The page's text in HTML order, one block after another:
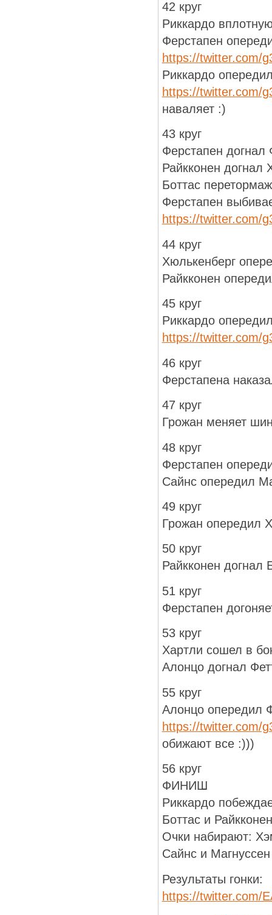
42 круг
Риккардо
Ферстапен
https://twitter.com/
Риккардо
https://twitter.com/
наваляет :)
43 круг
Ферстапен догнал
Райкконен догнал
Боттас
Ферстапен
https://twitter.com/
44 круг
Хюлькенберг
Райкконен
45 круг
Риккардо
https://twitter.com/
46 круг
Ферстапена
47 круг
Грожан меняет
48 круг
Ферстапен
Сайнс опередил
49 круг
Грожан опередил
50 круг
Райкконен догнал
51 круг
Ферстапен
53 круг
Хартли сошел в
Алонцо догнал
55 круг
Алонцо опередил
https://twitter.com/
обижают все :)))
56 круг
ФИНИШ
Риккардо
Боттас и
Очки набирают:
Сайнс и Магнуссен
Результаты гонки:
https://twitter.com/